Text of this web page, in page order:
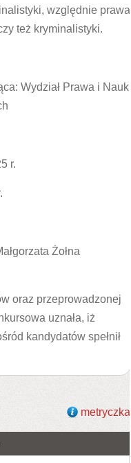
względnie prawa
też kryminalistyki.
Wydział Prawa i Nauk
r.
Żołna
oraz przeprowadzonej
uznała, iż
kandydatów spełnił
metryczka